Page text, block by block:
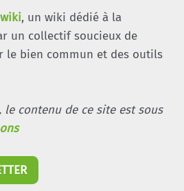
, un wiki dédié à la
un collectif soucieux de
le bien commun et des outils
contenu de ce site est sous